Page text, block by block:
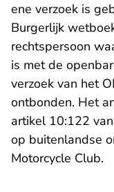
ene verzoek is
Burgerlijk
rechtspersoon
is met de
verzoek van het
ontbonden. Het
artikel 10:122
op buitenlandse
Motorcycle Club.